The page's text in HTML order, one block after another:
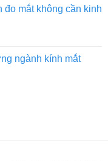
đo mắt không cần kinh
ngành kính mắt